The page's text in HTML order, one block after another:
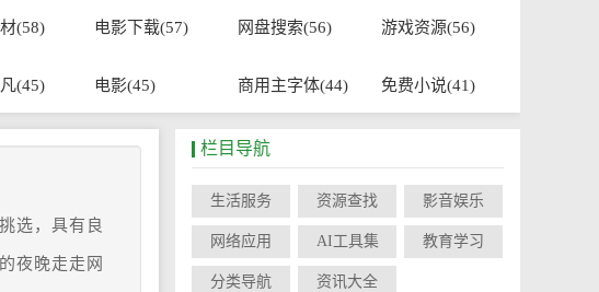
(58) 电影下载(57) 网盘搜索(56) 游戏资源(56)
(45) 电影(45) 商用主字体(44) 免费小说(41)
选，具有良
夜晚走走网
栏目导航
生活服务 资源查找 影音娱乐
网络应用 AI工具集 教育学习
分类导航 资讯大全